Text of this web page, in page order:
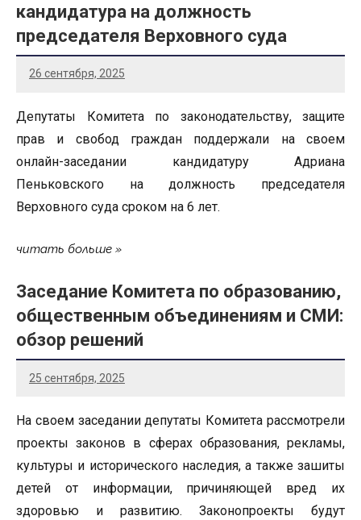
кандидатура на должность
председателя Верховного суда
26 сентября, 2025
Депутаты Комитета по законодательству, защите
прав и свобод граждан поддержали на своем
онлайн-заседании кандидатуру Адриана
Пеньковского на должность председателя
Верховного суда сроком на 6 лет.
читать больше
Заседание Комитета по образованию,
общественным объединениям и СМИ:
обзор решений
25 сентября, 2025
На своем заседании депутаты Комитета рассмотрели
проекты законов в сферах образования, рекламы,
культуры и исторического наследия, а также зашиты
детей от информации, причиняющей вред их
здоровью и развитию. Законопроекты будут